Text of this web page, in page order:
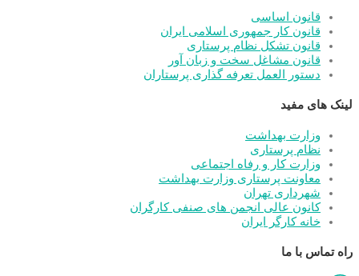
قانون اساسی
قانون کار جمهوری اسلامی ایران
قانون تشکل نظام پرستاری
قانون مشاغل سخت و زبان آور
دستور العمل تعرفه گذاری پرستاران
لینک های مفید
وزارت بهداشت
نظام پرستاری
وزارت کار و رفاه اجتماعی
معاونت پرستاری وزارت بهداشت
شهرداری تهران
کانون عالی انجمن های صنفی کارگران
خانه کارگر ایران
راه تماس با ما